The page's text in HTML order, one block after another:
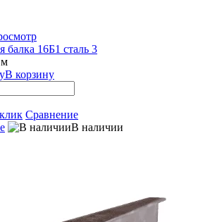
балка 16Б1 сталь 3
В корзину
Сравнение
В наличии